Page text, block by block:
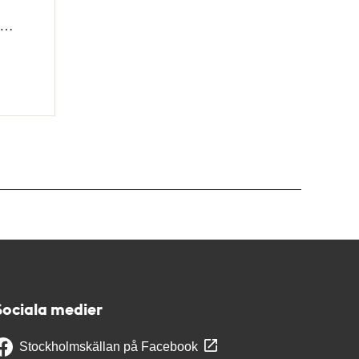
medier
Stockholmskällan på Facebook